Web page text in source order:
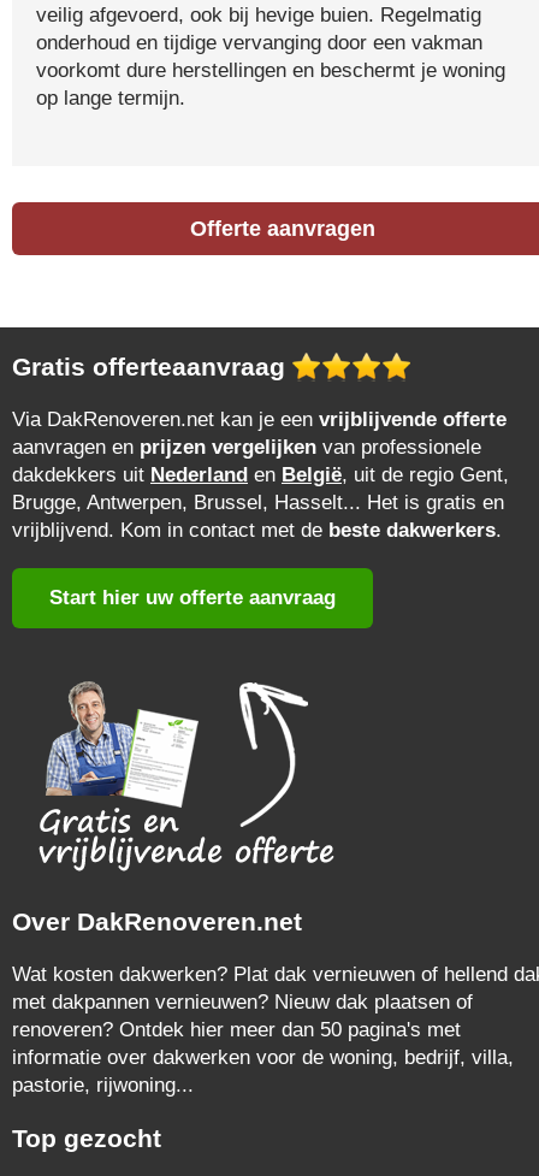
veilig afgevoerd, ook bij hevige buien. Regelmatig
onderhoud en tijdige vervanging door een vakman
voorkomt dure herstellingen en beschermt je woning
op lange termijn.
Offerte aanvragen
Gratis offerteaanvraag
Via DakRenoveren.net kan je een vrijblijvende offerte
aanvragen en prijzen vergelijken van professionele
dakdekkers uit Nederland en België, uit de regio Gent,
Brugge, Antwerpen, Brussel, Hasselt... Het is gratis en
vrijblijvend. Kom in contact met de beste dakwerkers.
Start hier uw offerte aanvraag
Over DakRenoveren.net
Wat kosten dakwerken? Plat dak vernieuwen of hellend
met dakpannen vernieuwen? Nieuw dak plaatsen of
renoveren? Ontdek hier meer dan 50 pagina's met
informatie over dakwerken voor de woning, bedrijf, villa,
pastorie, rijwoning...
Top gezocht